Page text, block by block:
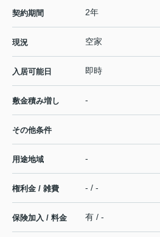
契約期間 2年
現況 空家
入居可能日 即時
敷金積み増し -
その他条件
用途地域 -
権利金 / 雑費 - / -
保険加入 / 料金 有 / -